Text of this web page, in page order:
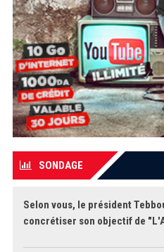
SONDAGE
Selon vous, le président
concrétiser son objectif de